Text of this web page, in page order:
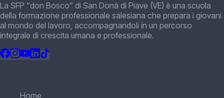
La SFP “don Bosco” di San Donà di Piave (VE) è una scuola
della formazione professionale salesiana che prepara i giovani
al mondo del lavoro, accompagnandoli in un percorso
integrale di crescita umana e professionale.
Home